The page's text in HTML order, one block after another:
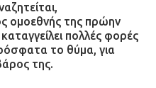
ομοεθνής της πρώην
πολλές φορές
το θύμα, για
της.